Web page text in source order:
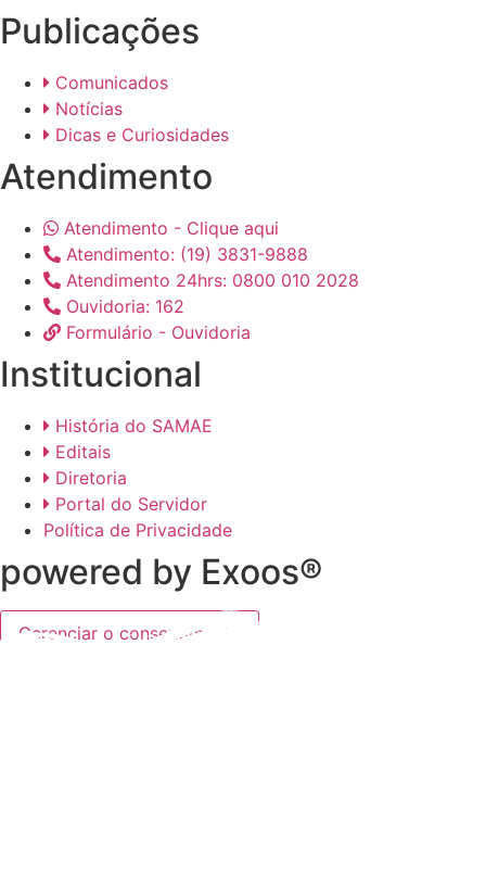
Publicações
Comunicados
Notícias
Dicas e Curiosidades
Atendimento
Atendimento - Clique aqui
Atendimento: (19) 3831-9888
Atendimento 24hrs: 0800 010 2028
Ouvidoria: 162
Formulário - Ouvidoria
Institucional
História do SAMAE
Editais
Diretoria
Portal do Servidor
Política de Privacidade
powered by Exoos®
Gerenciar o consentimento